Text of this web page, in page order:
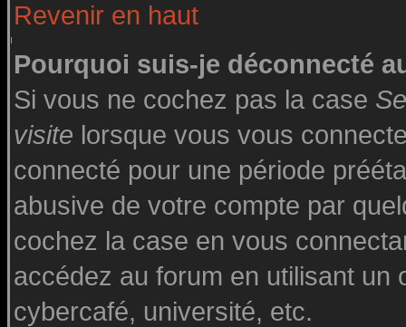
Revenir en haut
Pourquoi suis-je déconnecté
Si vous ne cochez pas la case
visite lorsque vous vous
connecté pour une période
abusive de votre compte par
cochez la case en vous
accédez au forum en utilisant un
cybercafé, université, etc.